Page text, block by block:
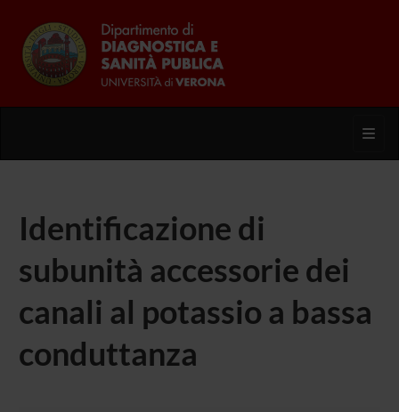
Identificazione di
subunità accessorie dei
canali al potassio a bassa
conduttanza